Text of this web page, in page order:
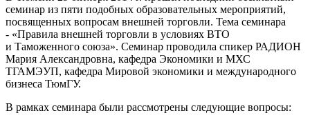
семинар из пяти подобных образовательных мероприятий,
посвященных вопросам внешней торговли. Тема семинара
- «Правила внешней торговли в условиях ВТО
и Таможенного союза». Семинар проводила спикер РАДИОН
Мария Александровна, кафедра Экономики и МХС
ТГАМЭУП, кафедра Мировой экономики и международного
бизнеса ТюмГУ.
В рамках семинара были рассмотрены следующие вопросы: